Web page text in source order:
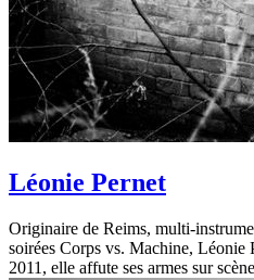
Léonie Pernet
Originaire de Reims, multi-
soirées Corps vs. Machine, Léonie
2011, elle affute ses armes sur